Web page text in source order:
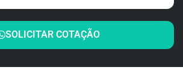
SOLICITAR COTAÇÃO